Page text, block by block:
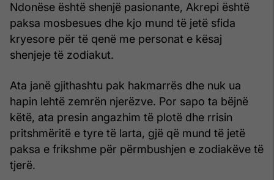
Ndonëse është shenjë pasionante, Akrepi është
paksa mosbesues dhe kjo mund të jetë sfida
kryesore për të qenë me personat e kësaj
shenjeje të zodiakut.
Ata janë gjithashtu pak hakmarrës dhe nuk ua
hapin lehtë zemrën njerëzve. Por sapo ta bëjnë
këtë, ata presin angazhim të plotë dhe rrisin
pritshmëritë e tyre të larta, gjë që mund të jetë
paksa e frikshme për përmbushjen e zodiakëve të
tjerë.